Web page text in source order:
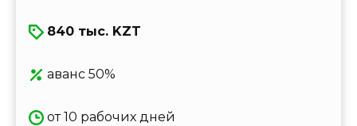
840 тыс. KZT
аванс 50%
от 10 рабочих дней